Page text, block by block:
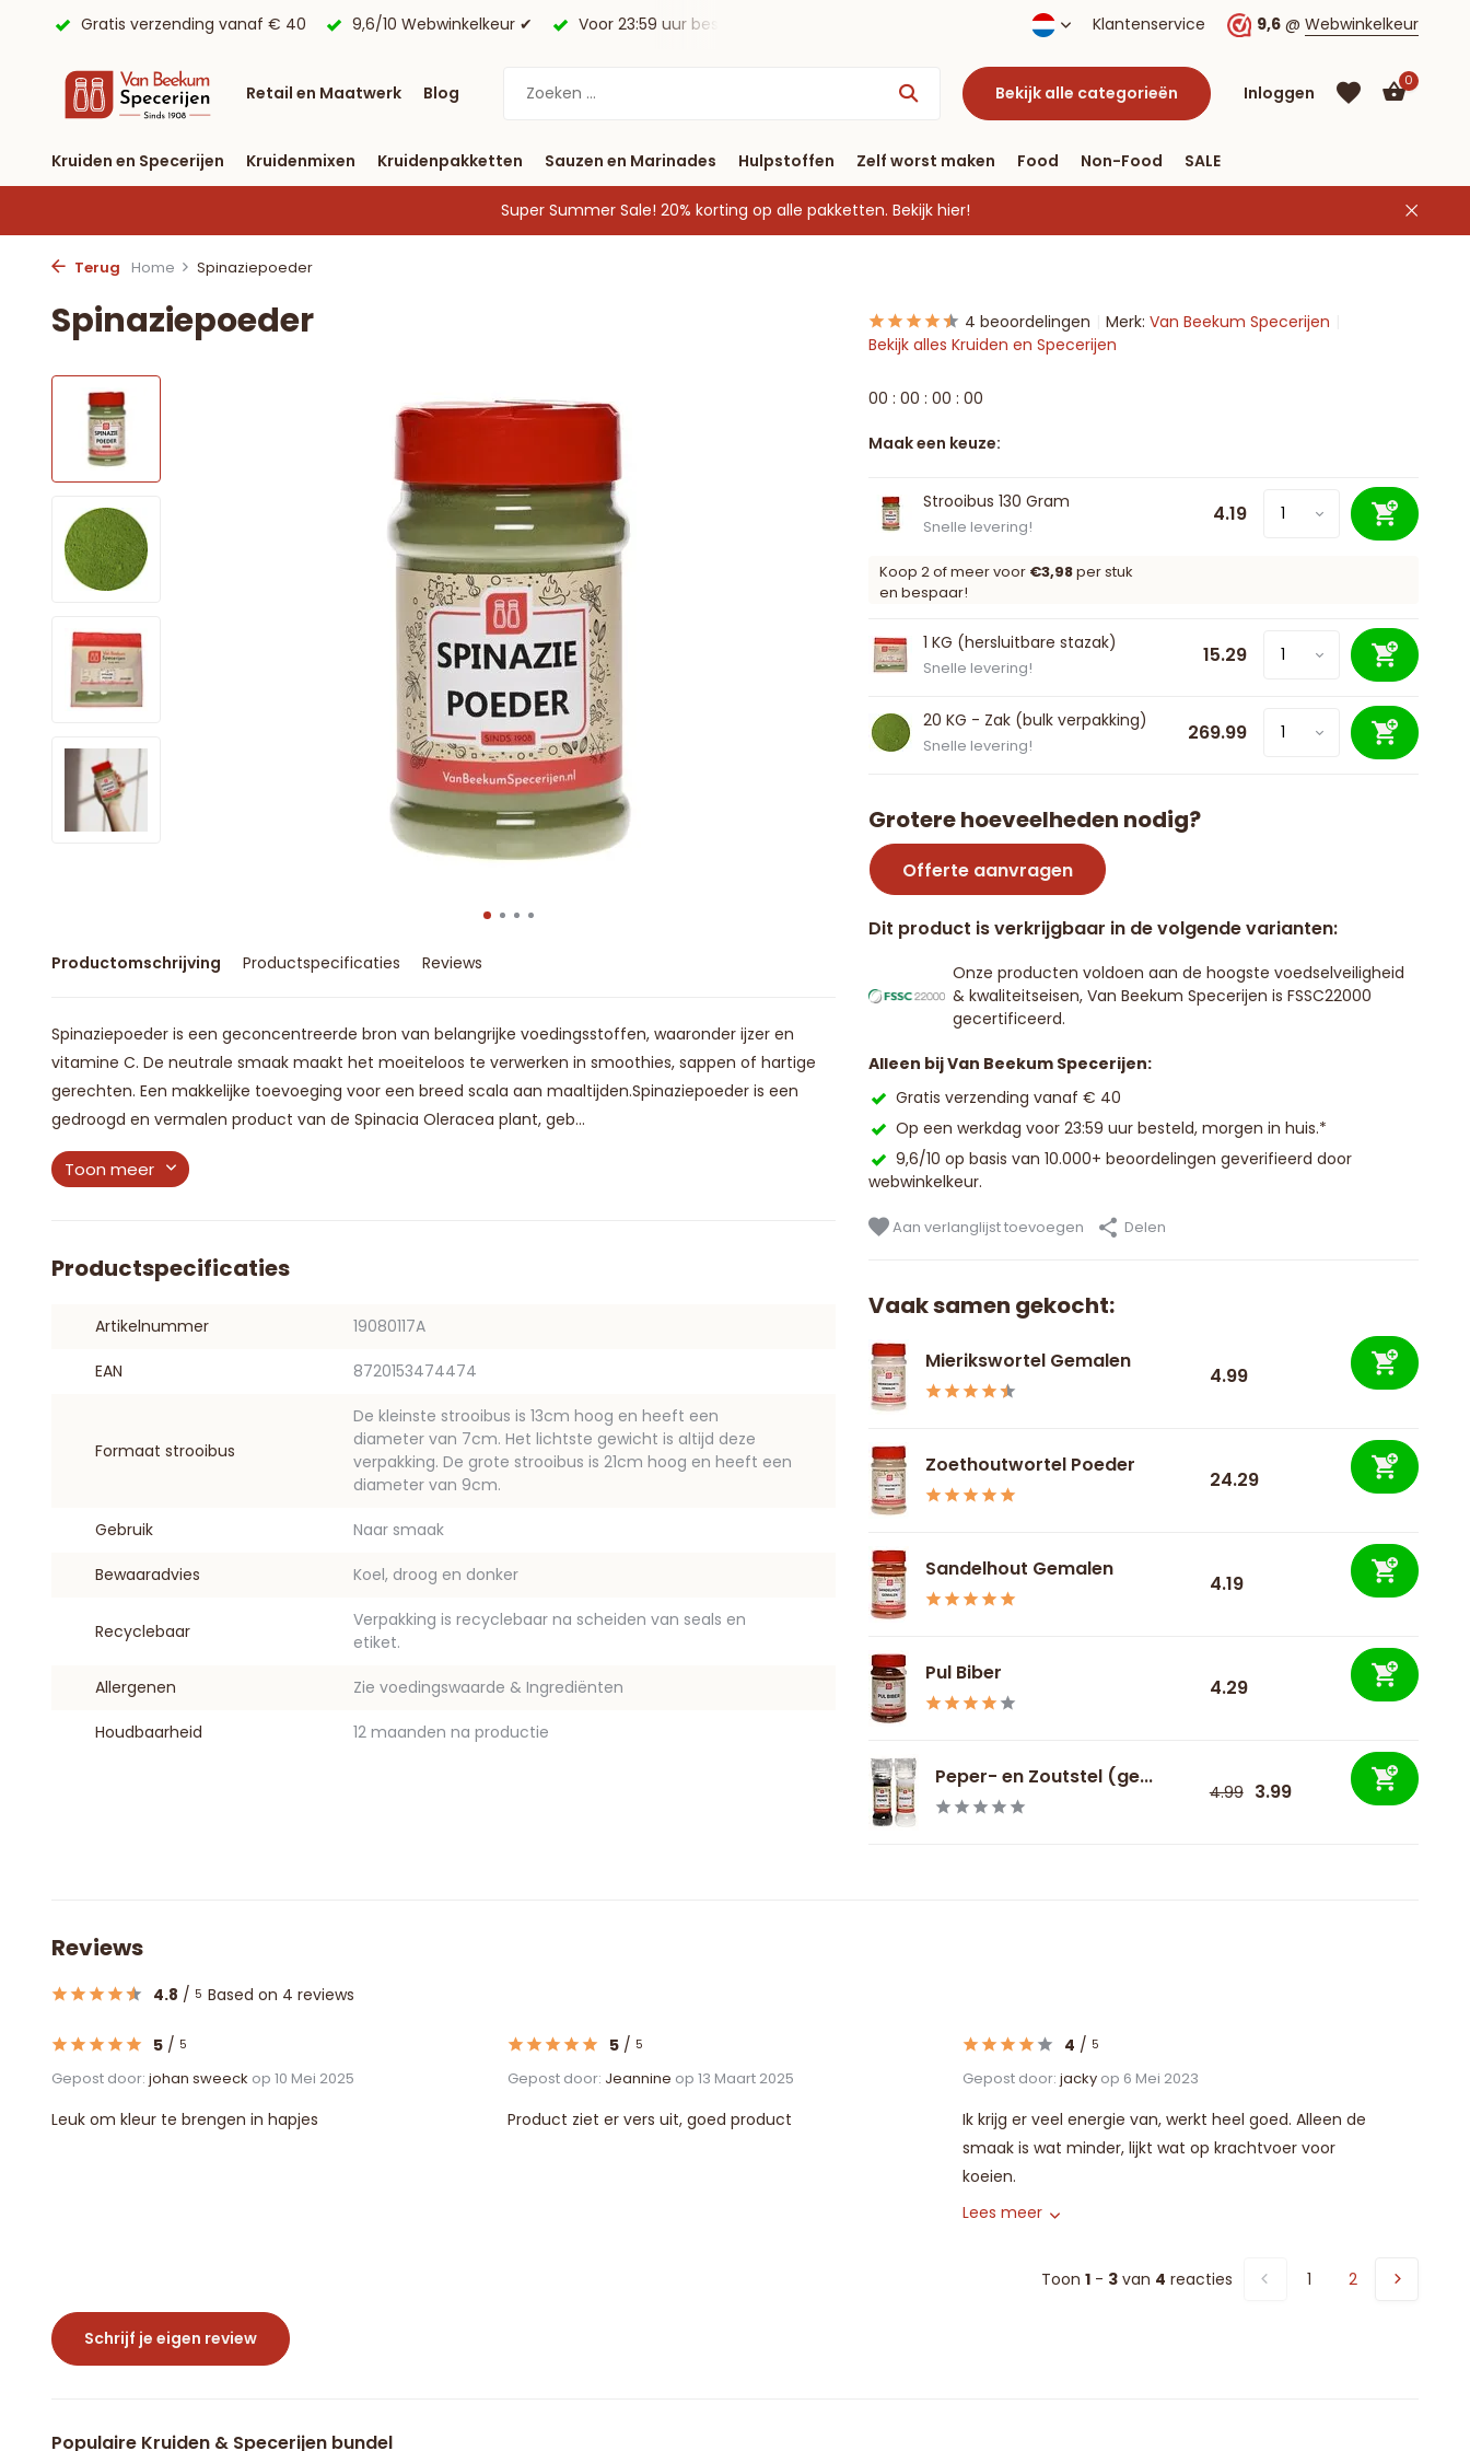
9,6/10 Webwinkelkeur ✔ Voor 23:59 uur besteld, morgen in huis*. Gratis verzending vanaf € 40 Klantenservice 9,6 @ Webwinkelkeur
Retail en Maatwerk Blog Bekijk alle categorieën Inloggen
Account
aanmaken
0
Kruiden en Specerijen Kruidenmixen Kruidenpakketten Sauzen en Marinades Hulpstoffen Zelf worst maken Food Non-Food SALE
Super Summer Sale! 20% korting op alle pakketten. Bekijk hier!
Terug Home Spinaziepoeder
Spinaziepoeder
Productomschrijving Productspecificaties Reviews
Spinaziepoeder is een geconcentreerde bron van belangrijke voedingsstoffen, waaronder ijzer en
vitamine C. De neutrale smaak maakt het moeiteloos te verwerken in smoothies, sappen of hartige
gerechten. Een makkelijke toevoeging voor een breed scala aan maaltijden.Spinaziepoeder is een
gedroogd en vermalen product van de Spinacia Oleracea plant, geb...
Toon meer
Productspecificaties
Artikelnummer 19080117A
EAN 8720153474474
Formaat strooibus
De kleinste strooibus is 13cm hoog en heeft een
diameter van 7cm. Het lichtste gewicht is altijd deze
verpakking. De grote strooibus is 21cm hoog en heeft een
diameter van 9cm.
Gebruik Naar smaak
Bewaaradvies Koel, droog en donker
Recyclebaar
Verpakking is recyclebaar na scheiden van seals en
etiket.
Allergenen Zie voedingswaarde & Ingrediënten
Houdbaarheid 12 maanden na productie
4 beoordelingen Merk: Van Beekum Specerijen
Bekijk alles Kruiden en Specerijen
00 : 00 : 00 : 00
Maak een keuze:
Strooibus 130 Gram
Snelle levering! 4.19
Koop 2 of meer voor €3,98per stuk
en bespaar!
1 KG (hersluitbare stazak)
Snelle levering! 15.29
20 KG - Zak (bulk verpakking)
Snelle levering! 269.99
Grotere hoeveelheden nodig?
Offerte aanvragen
Dit product is verkrijgbaar in de volgende varianten:
Onze producten voldoen aan de hoogste voedselveiligheid
& kwaliteitseisen, Van Beekum Specerijen is FSSC22000
gecertificeerd.
Alleen bij Van Beekum Specerijen:
Gratis verzending vanaf € 40
Op een werkdag voor 23:59 uur besteld, morgen in huis.*
9,6/10 op basis van 10.000+ beoordelingen geverifieerd door
webwinkelkeur.
Aan verlanglijst toevoegen Delen
Vaak samen gekocht:
Mierikswortel Gemalen
4.99
Zoethoutwortel Poeder
24.29
Sandelhout Gemalen
4.19
Pul Biber
4.29
Peper- en Zoutstel (ge...
4.99 3.99
Reviews
4.8 / 5 Based on 4 reviews
5 / 5
Gepost door: johan sweeck op 10 Mei 2025
Leuk om kleur te brengen in hapjes
5/ 5
Gepost door: Jeannine op 13 Maart 2025
Product ziet er vers uit, goed product
4 / 5
Gepost door:jacky op 6 Mei 2023
Ik krijg er veel energie van, werkt heel goed. Alleen de
smaak is wat minder, lijkt wat op krachtvoer voor
koeien.
Lees meer
Toon 1 - 3 van 4 reacties 1 2
Schrijf je eigen review
Populaire Kruiden & Specerijen bundel